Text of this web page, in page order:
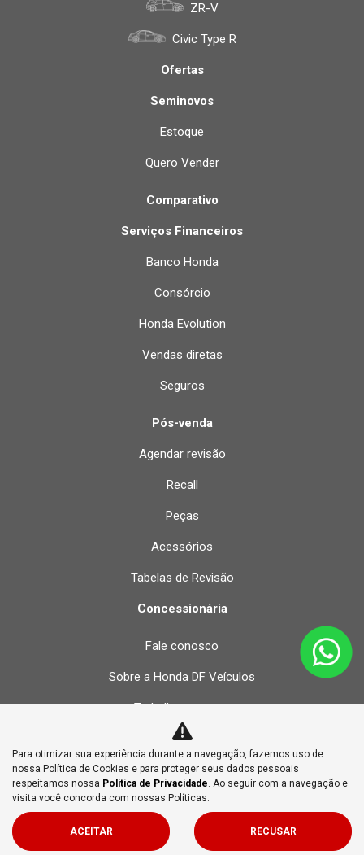
ZR-V
Civic Type R
Ofertas
Seminovos
Estoque
Quero Vender
Comparativo
Serviços Financeiros
Banco Honda
Consórcio
Honda Evolution
Vendas diretas
Seguros
Pós-venda
Agendar revisão
Recall
Peças
Acessórios
Tabelas de Revisão
Concessionária
Fale conosco
Sobre a Honda DF Veículos
Trabalhe conosco
Políticas de privacidade
No trânsito, enxergar o outro salva vidas.
Desenvolvido pela DEALERSPACE ® Direitos Reservados.
Para otimizar sua experiência durante a navegação, fazemos uso de
nossa Política de Cookies e para proteger seus dados pessoais
respeitamos nossa Política de Privacidade. Ao seguir com a navegação e
visita você concorda com nossas Políticas.
ACEITAR RECUSAR